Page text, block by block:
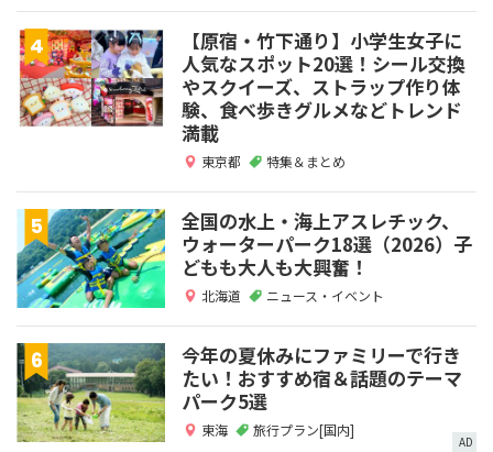
【原宿・竹下通り】小学生女子に
人気なスポット20選！シール交換
やスクイーズ、ストラップ作り体
験、食べ歩きグルメなどトレンド
満載
東京都 特集＆まとめ
全国の水上・海上アスレチック、
ウォーターパーク18選（2026）子
どもも大人も大興奮！
北海道 ニュース・イベント
今年の夏休みにファミリーで行き
たい！おすすめ宿＆話題のテーマ
パーク5選
東海 旅行プラン[国内]
AD